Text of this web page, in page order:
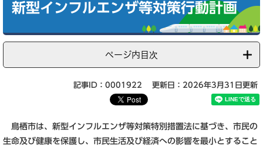
新型インフルエンザ等対策行動計画
ページ内目次
記事ID：0001922 更新日：2026年3月31日更新
鳥栖市は、新型インフルエンザ等対策特別措置法に基づき、市民の
生命及び健康を保護し、市民生活及び経済への影響を最小とすること